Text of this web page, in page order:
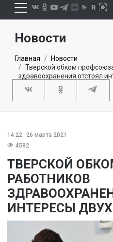
Новости
Главная
Новости
Тверской обком
здравоохранения отстоял
14:22
26 марта 2021
4582
ТВЕРСКОЙ
РАБОТНИКОВ
ИНТЕРЕСЫ